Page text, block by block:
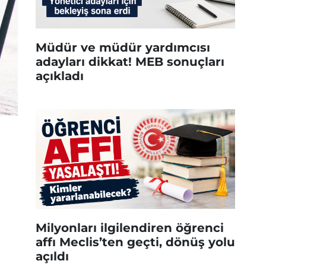
Müdür ve müdür yardımcısı
adayları dikkat! MEB sonuçları
açıkladı
Milyonları ilgilendiren öğrenci
affı Meclis’ten geçti, dönüş yolu
açıldı